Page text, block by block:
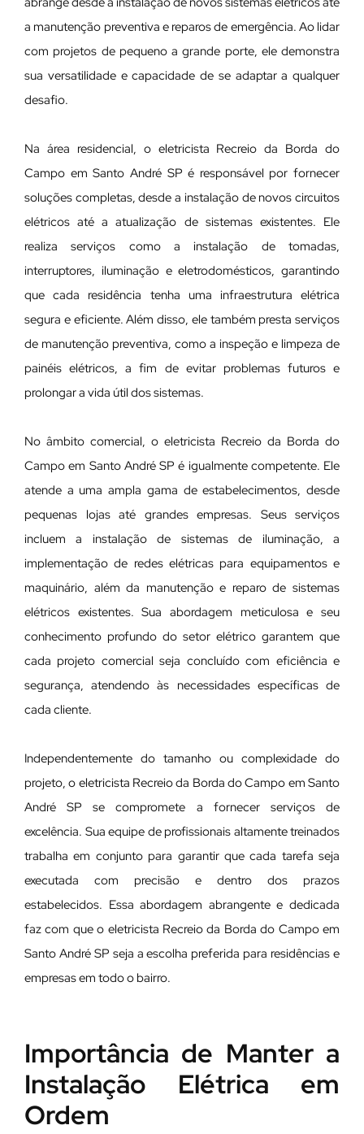
a manutenção preventiva e reparos de emergência. Ao lidar
com projetos de pequeno a grande porte, ele demonstra
sua versatilidade e capacidade de se adaptar a qualquer
desafio.
Na área residencial, o eletricista Recreio da Borda do
Campo em Santo André SP é responsável por fornecer
soluções completas, desde a instalação de novos circuitos
elétricos até a atualização de sistemas existentes. Ele
realiza serviços como a instalação de tomadas,
interruptores, iluminação e eletrodomésticos, garantindo
que cada residência tenha uma infraestrutura elétrica
segura e eficiente. Além disso, ele também presta serviços
de manutenção preventiva, como a inspeção e limpeza de
painéis elétricos, a fim de evitar problemas futuros e
prolongar a vida útil dos sistemas.
No âmbito comercial, o eletricista Recreio da Borda do
Campo em Santo André SP é igualmente competente. Ele
atende a uma ampla gama de estabelecimentos, desde
pequenas lojas até grandes empresas. Seus serviços
incluem a instalação de sistemas de iluminação, a
implementação de redes elétricas para equipamentos e
maquinário, além da manutenção e reparo de sistemas
elétricos existentes. Sua abordagem meticulosa e seu
conhecimento profundo do setor elétrico garantem que
cada projeto comercial seja concluído com eficiência e
segurança, atendendo às necessidades específicas de
cada cliente.
Independentemente do tamanho ou complexidade do
projeto, o eletricista Recreio da Borda do Campo em Santo
André SP se compromete a fornecer serviços de
excelência. Sua equipe de profissionais altamente treinados
trabalha em conjunto para garantir que cada tarefa seja
executada com precisão e dentro dos prazos
estabelecidos. Essa abordagem abrangente e dedicada
faz com que o eletricista Recreio da Borda do Campo em
Santo André SP seja a escolha preferida para residências e
empresas em todo o bairro.
Importância de Manter a
Instalação Elétrica em
Ordem